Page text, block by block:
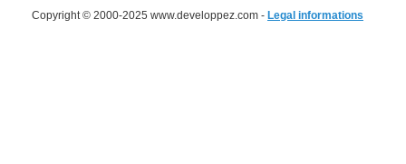
Copyright © 2000-2025 www.developpez.com - Legal informations